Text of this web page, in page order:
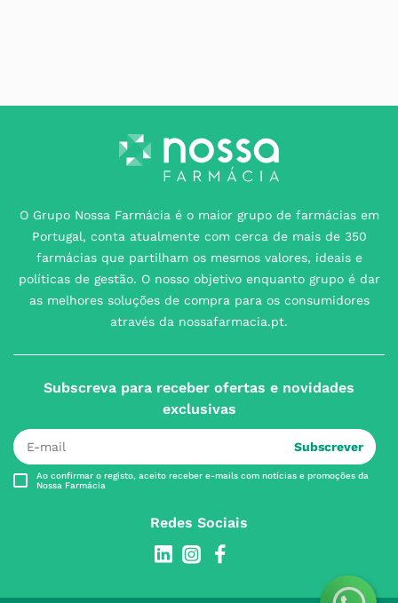
O Grupo Nossa Farmácia é o maior grupo de farmácias em
Portugal, conta atualmente com cerca de mais de 350
farmácias que partilham os mesmos valores, ideais e
políticas de gestão. O nosso objetivo enquanto grupo é dar
as melhores soluções de compra para os consumidores
através da nossafarmacia.pt.
Subscreva para receber ofertas e novidades
exclusivas
Subscrever
Ao confirmar o registo, aceito receber e-mails com notícias e promoções da
Nossa Farmácia
Redes Sociais